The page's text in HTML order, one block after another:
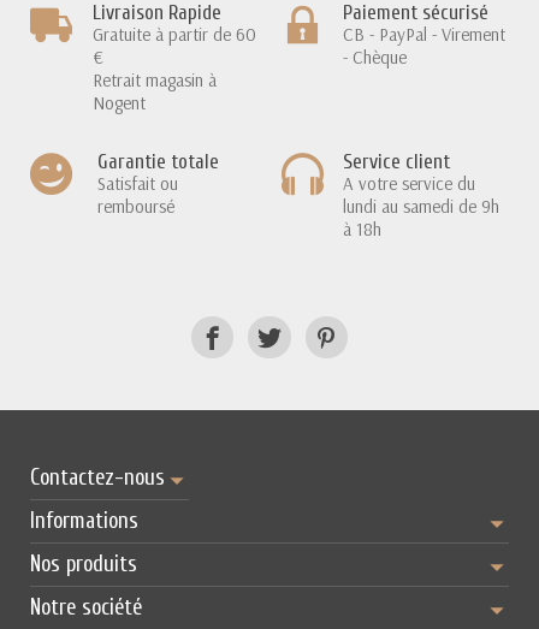
Livraison Rapide
Gratuite à partir de 60
€
Retrait magasin à
Nogent
Paiement sécurisé
CB - PayPal - Virement
- Chèque
Garantie totale
Satisfait ou
remboursé
Service client
A votre service du
lundi au samedi de 9h
à 18h
Contactez-nous
Informations
Nos produits
Notre société